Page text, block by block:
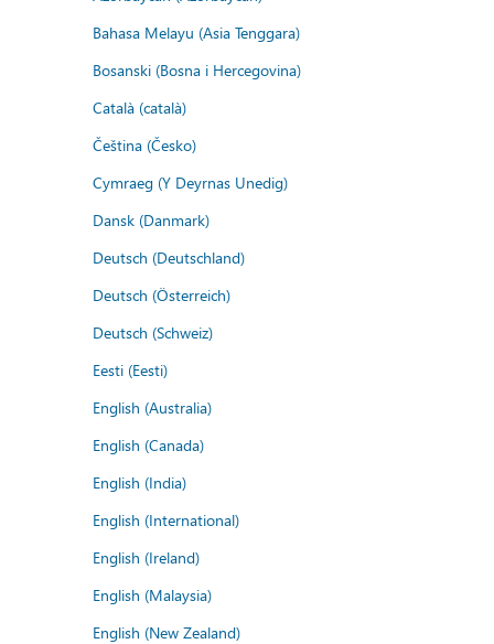
Bahasa Melayu (Asia Tenggara)
Bosanski (Bosna i Hercegovina)
Català (català)
Čeština (Česko)
Cymraeg (Y Deyrnas Unedig)
Dansk (Danmark)
Deutsch (Deutschland)
Deutsch (Österreich)
Deutsch (Schweiz)
Eesti (Eesti)
English (Australia)
English (Canada)
English (India)
English (International)
English (Ireland)
English (Malaysia)
English (New Zealand)